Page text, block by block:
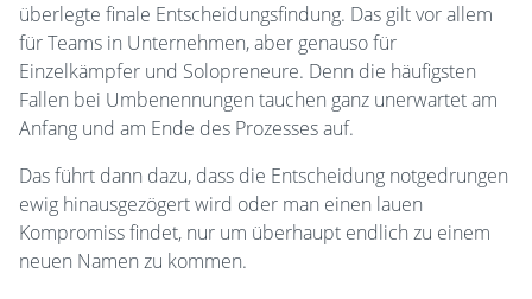
überlegte finale Entscheidungsfindung. Das gilt vor allem
für Teams in Unternehmen, aber genauso für
Einzelkämpfer und Solopreneure. Denn die häufigsten
Fallen bei Umbenennungen tauchen ganz unerwartet am
Anfang und am Ende des Prozesses auf.
Das führt dann dazu, dass die Entscheidung notgedrungen
ewig hinausgezögert wird oder man einen lauen
Kompromiss findet, nur um überhaupt endlich zu einem
neuen Namen zu kommen.